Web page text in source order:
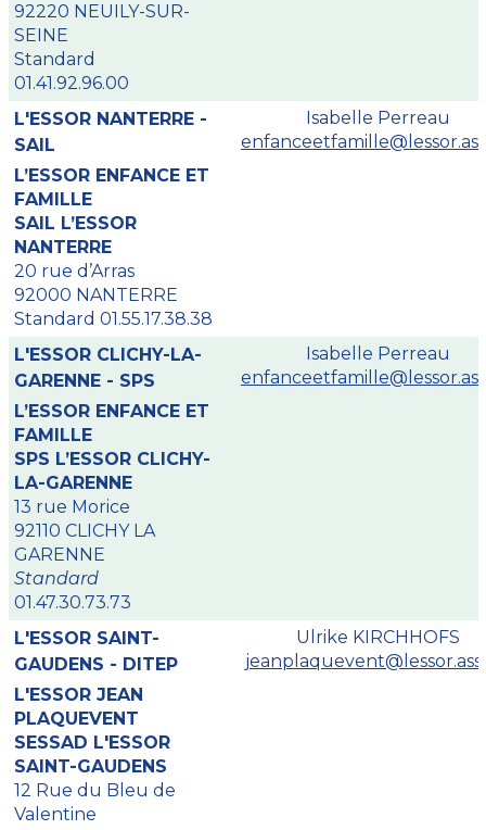
92220 NEUILY-SUR-
SEINE
Standard
01.41.92.96.00
L'ESSOR NANTERRE -
SAIL
L’ESSOR ENFANCE ET
FAMILLE
SAIL L’ESSOR
NANTERRE
20 rue d’Arras
92000 NANTERRE
Standard 01.55.17.38.38
Isabelle Perreau
L'ESSOR CLICHY-LA-
GARENNE - SPS
L’ESSOR ENFANCE ET
FAMILLE
SPS L’ESSOR CLICHY-
LA-GARENNE
13 rue Morice
92110 CLICHY LA
GARENNE
Standard
01.47.30.73.73
Isabelle Perreau
L'ESSOR SAINT-
GAUDENS - DITEP
L'ESSOR JEAN
PLAQUEVENT
SESSAD L'ESSOR
SAINT-GAUDENS
12 Rue du Bleu de
Valentine
Ulrike KIRCHHOFS